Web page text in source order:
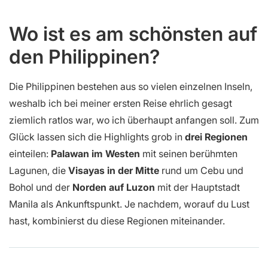
Wo ist es am schönsten auf
den Philippinen?
Die Philippinen bestehen aus so vielen einzelnen Inseln,
weshalb ich bei meiner ersten Reise ehrlich gesagt
ziemlich ratlos war, wo ich überhaupt anfangen soll. Zum
Glück lassen sich die Highlights grob in drei Regionen
einteilen: Palawan im Westen mit seinen berühmten
Lagunen, die Visayas in der Mitte rund um Cebu und
Bohol und der Norden auf Luzon mit der Hauptstadt
Manila als Ankunftspunkt. Je nachdem, worauf du Lust
hast, kombinierst du diese Regionen miteinander.